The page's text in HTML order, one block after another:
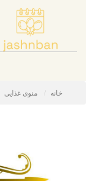
خانه منوی غذایی